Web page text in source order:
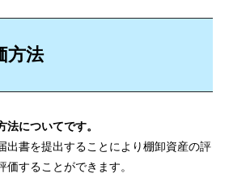
方法
についてです。
出書を提出することにより棚卸資産の評
することができます。